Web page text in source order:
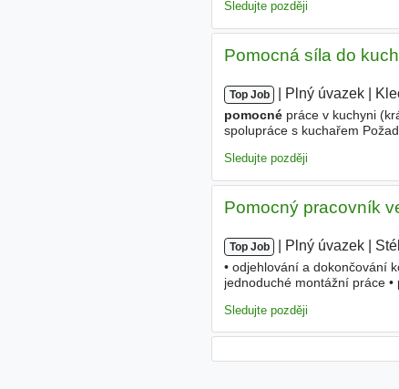
Sledujte později
Pomocná síla do
Top Job Plný úvazek
pomocnépráce v kuchyni
spolupráce s kuchařem
Sledujte později
Pomocný pracovník
Top Job Plný úvazek
• odjehlování a dokončování
jednoduché montážní práce
Sledujte později